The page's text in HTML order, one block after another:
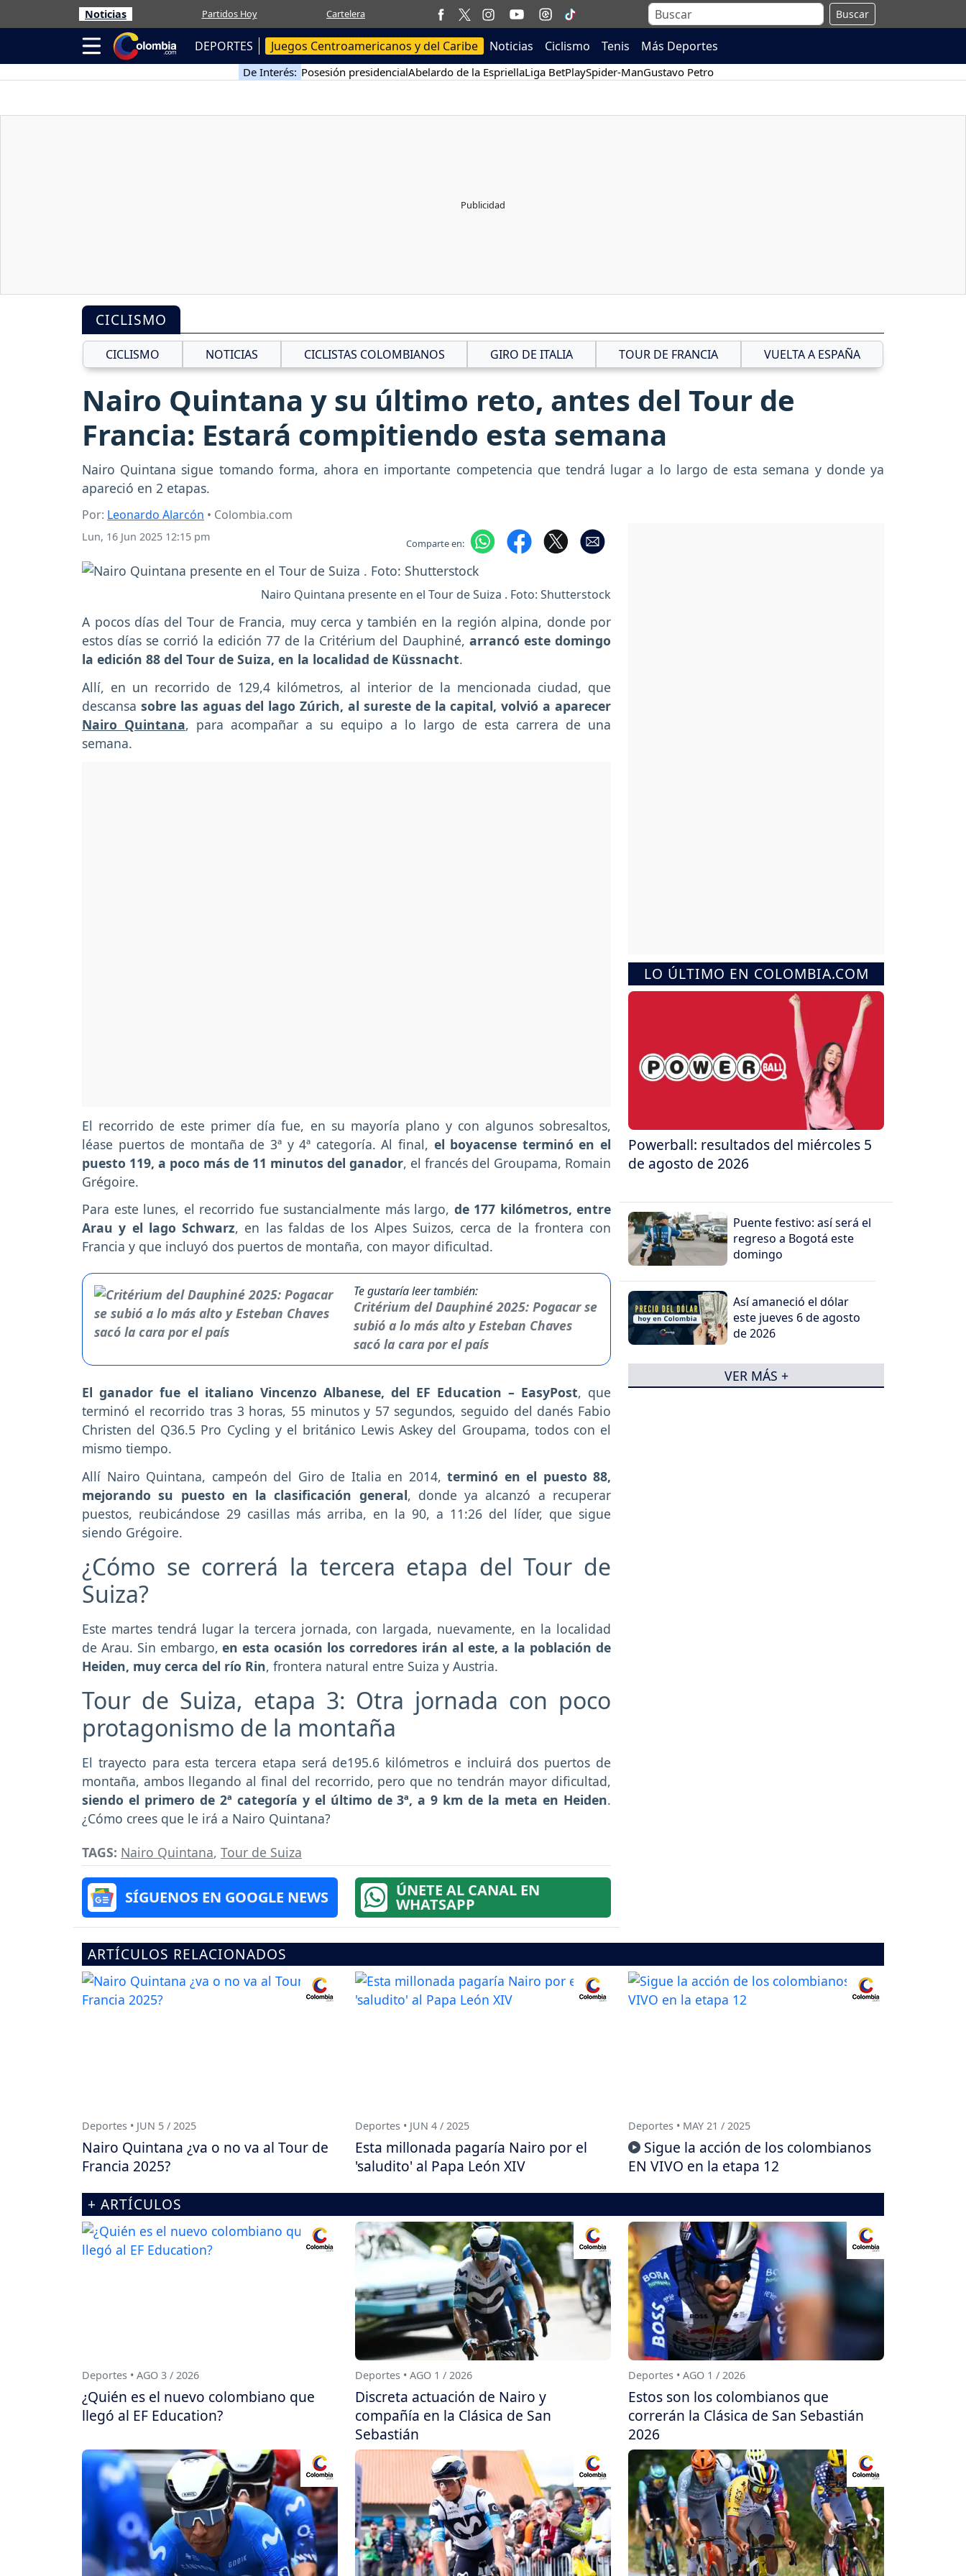
Noticias Partidos Hoy Cartelera Buscar
DEPORTES Juegos Centroamericanos y del Caribe Noticias Ciclismo Tenis Más Deportes
De Interés: Posesión presidencialAbelardo de la EspriellaLiga BetPlaySpider-ManGustavo Petro
CICLISMO
CICLISMO NOTICIAS CICLISTAS COLOMBIANOS GIRO DE ITALIA TOUR DE FRANCIA VUELTA A ESPAÑA
Nairo Quintana y su último reto, antes del Tour de
Francia: Estará compitiendo esta semana
Nairo Quintana sigue tomando forma, ahora en importante competencia que tendrá lugar a lo largo de esta semana y donde ya
apareció en 2 etapas.
Por: Leonardo Alarcón • Colombia.com
Lun, 16 Jun 2025 12:15 pm Comparte en:
Nairo Quintana presente en el Tour de Suiza . Foto: Shutterstock
A pocos días del Tour de Francia, muy cerca y también en la región alpina, donde por
estos días se corrió la edición 77 de la Critérium del Dauphiné, arrancó este domingo
la edición 88 del Tour de Suiza, en la localidad de Küssnacht.
Allí, en un recorrido de 129,4 kilómetros, al interior de la mencionada ciudad, que
descansa sobre las aguas del lago Zúrich, al sureste de la capital, volvió a aparecer
Nairo Quintana, para acompañar a su equipo a lo largo de esta carrera de una
semana.
El recorrido de este primer día fue, en su mayoría plano y con algunos sobresaltos,
léase puertos de montaña de 3ª y 4ª categoría. Al final, el boyacense terminó en el
puesto 119, a poco más de 11 minutos del ganador, el francés del Groupama, Romain
Grégoire.
Para este lunes, el recorrido fue sustancialmente más largo, de 177 kilómetros, entre
Arau y el lago Schwarz, en las faldas de los Alpes Suizos, cerca de la frontera con
Francia y que incluyó dos puertos de montaña, con mayor dificultad.
Te gustaría leer también:
Critérium del Dauphiné 2025: Pogacar se
subió a lo más alto y Esteban Chaves
sacó la cara por el país
El ganador fue el italiano Vincenzo Albanese, del EF Education – EasyPost, que
terminó el recorrido tras 3 horas, 55 minutos y 57 segundos, seguido del danés Fabio
Christen del Q36.5 Pro Cycling y el británico Lewis Askey del Groupama, todos con el
mismo tiempo.
Allí Nairo Quintana, campeón del Giro de Italia en 2014, terminó en el puesto 88,
mejorando su puesto en la clasificación general, donde ya alcanzó a recuperar
puestos, reubicándose 29 casillas más arriba, en la 90, a 11:26 del líder, que sigue
siendo Grégoire.
¿Cómo se correrá la tercera etapa del Tour de
Suiza?
Este martes tendrá lugar la tercera jornada, con largada, nuevamente, en la localidad
de Arau. Sin embargo,en esta ocasión los corredores irán al este, a la población de
Heiden, muy cerca del río Rin, frontera natural entre Suiza y Austria.
Tour de Suiza, etapa 3: Otra jornada con poco
protagonismo de la montaña
El trayecto para esta tercera etapa será de195.6 kilómetros e incluirá dos puertos de
montaña, ambos llegando al final del recorrido, pero que no tendrán mayor dificultad,
siendo el primero de 2ª categoría y el último de 3ª, a 9 km de la meta en Heiden.
¿Cómo crees que le irá a Nairo Quintana?
TAGS: Nairo Quintana, Tour de Suiza
SÍGUENOS EN GOOGLE NEWS ÚNETE AL CANAL EN
WHATSAPP
LO ÚLTIMO EN COLOMBIA.COM
Powerball: resultados del miércoles 5
de agosto de 2026
Puente festivo: así será el
regreso a Bogotá este
domingo
Así amaneció el dólar
este jueves 6 de agosto
de 2026
VER MÁS +
ARTÍCULOS RELACIONADOS
Deportes • JUN 5 / 2025
Nairo Quintana ¿va o no va al Tour de
Francia 2025?
Deportes • JUN 4 / 2025
Esta millonada pagaría Nairo por el
'saludito' al Papa León XIV
Deportes • MAY 21 / 2025
Sigue la acción de los colombianos
EN VIVO en la etapa 12
+ ARTÍCULOS
Deportes • AGO 3 / 2026
¿Quién es el nuevo colombiano que
llegó al EF Education?
Deportes • AGO 1 / 2026
Discreta actuación de Nairo y
compañía en la Clásica de San
Sebastián
Deportes • AGO 1 / 2026
Estos son los colombianos que
correrán la Clásica de San Sebastián
2026